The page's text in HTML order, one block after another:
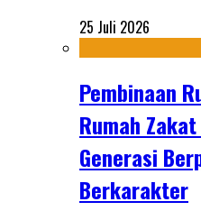
25 Juli 2026
Pembinaan
Rumah
Generasi
Berkarakter